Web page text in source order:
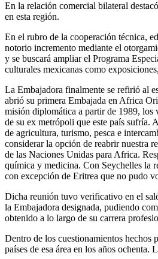
En la relación comercial bilateral
en esta región.
En el rubro de la cooperación técnica,
notorio incremento mediante el
y se buscará ampliar el Programa
culturales mexicanas como
La Embajadora finalmente se refirió al
abrió su primera Embajada en Africa
misión diplomática a partir de 1989, los
de su ex metrópoli que este país sufría.
de agricultura, turismo, pesca e
considerar la opción de reabrir nuestra
de las Naciones Unidas para Africa.
química y medicina. Con Seychelles la
con excepción de Eritrea que no pudo
Dicha reunión tuvo verificativo en el
la Embajadora designada, pudiendo
obtenido a lo largo de su carrera
Dentro de los cuestionamientos hechos
países de esa área en los años